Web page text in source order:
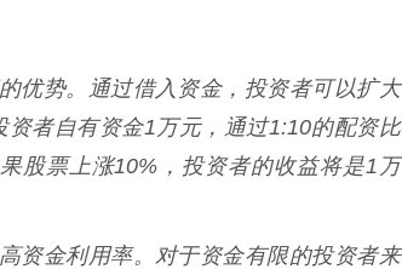
优势。通过借入资金，投资者可以扩大
者自有资金1万元，通过1:10的配资比
股票上涨10%，投资者的收益将是1万
资金利用率。对于资金有限的投资者来